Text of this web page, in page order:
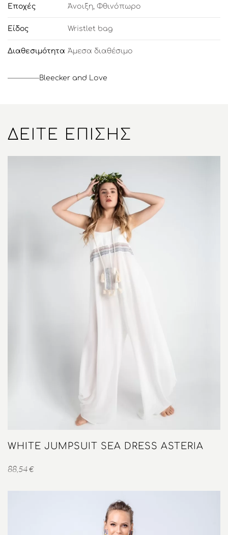
Εποχές Άνοιξη, Φθινόπωρο
Είδος Wristlet bag
Διαθεσιμότητα Άμεσα διαθέσιμο
Bleecker and Love
ΔΕΊΤΕ ΕΠΊΣΗΣ
WHITE JUMPSUIT SEA DRESS ASTERIA
88,54€